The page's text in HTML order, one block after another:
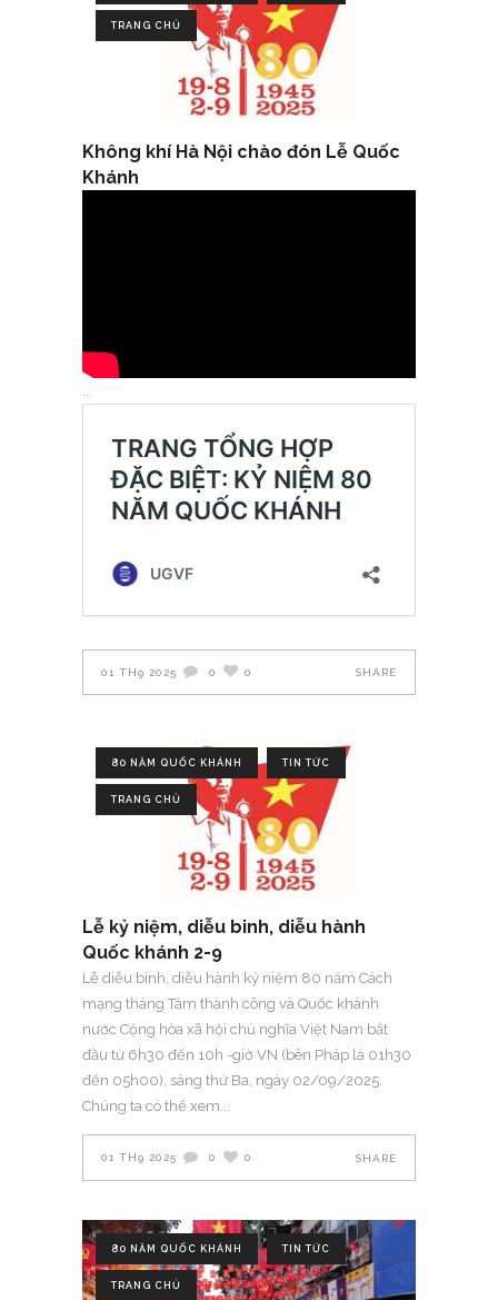
TRANG CHỦ
Không khí Hà Nội chào đón Lễ Quốc
Khánh
01 TH9 2025 0 0 SHARE
80 NĂM QUỐC KHÁNH TIN TỨC
TRANG CHỦ
Lễ kỷ niệm, diễu binh, diễu hành
Quốc khánh 2-9
Lễ diễu binh, diễu hành kỷ niệm 80 năm Cách
mạng tháng Tám thành công và Quốc khánh
nước Cộng hòa xã hội chủ nghĩa Việt Nam bắt
đầu từ 6h30 đến 10h -giờ VN (bên Pháp là 01h30
đến 05h00), sáng thứ Ba, ngày 02/09/2025.
Chúng ta có thể xem
01 TH9 2025 0 0 SHARE
80 NĂM QUỐC KHÁNH TIN TỨC
TRANG CHỦ